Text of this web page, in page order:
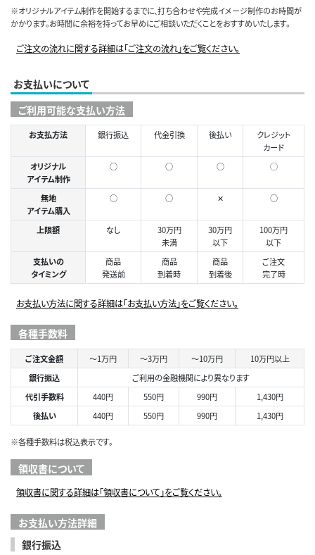
※オリジナルアイテム制作を開始するまでに、打ち合わせや完成イメージ制作のお時間が
かかります。お時間に余裕を持ってお早めにご相談いただくことをおすすめいたします。
ご注文の流れに関する詳細は「ご注文の流れ」をご覧ください。
お支払いについて
ご利用可能な支払い方法
お支払方法 銀行振込 代金引換 後払い
クレジット
カード
オリジナル
アイテム制作
○ ○ ○ ◯
無地
アイテム購入
○ ○ ✕ ○
上限額 なし
30万円
未満
30万円
以下
100万円
以下
支払いの
タイミング
商品
発送前
商品
到着時
商品
到着後
ご注文
完了時
お支払い方法に関する詳細は「お支払い方法」をご覧ください。
各種手数料
ご注文金額 ～1万円 ～3万円 ～10万円
10万円以上
銀行振込
ご利用の金融機関により異なります
代引手数料
440円 550円 990円
1,430円
後払い
440円 550円 990円 1,430円
※各種手数料は税込表示です。
領収書について
領収書に関する詳細は「領収書について」をご覧ください。
お支払い方法詳細
銀行振込